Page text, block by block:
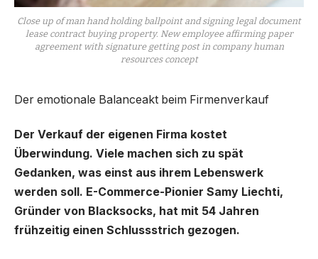
Close up of man hand holding ballpoint and signing legal document
lease contract buying property. New employee affirming paper
agreement with signature getting post in company human
resources concept
Der emotionale Balanceakt beim Firmenverkauf
Der Verkauf der eigenen Firma kostet
Überwindung. Viele machen sich zu spät
Gedanken, was einst aus ihrem Lebenswerk
werden soll. E-Commerce-Pionier Samy Liechti,
Gründer von Blacksocks, hat mit 54 Jahren
frühzeitig einen Schlussstrich gezogen.